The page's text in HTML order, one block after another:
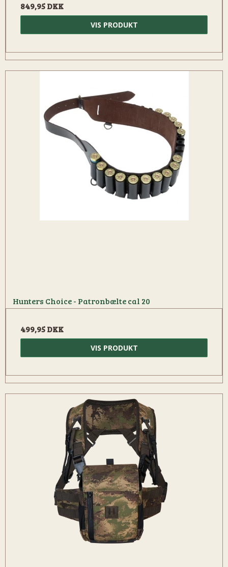
849,95 DKK
VIS PRODUKT
Hunters Choice - Patronbælte cal 20
499,95 DKK
VIS PRODUKT